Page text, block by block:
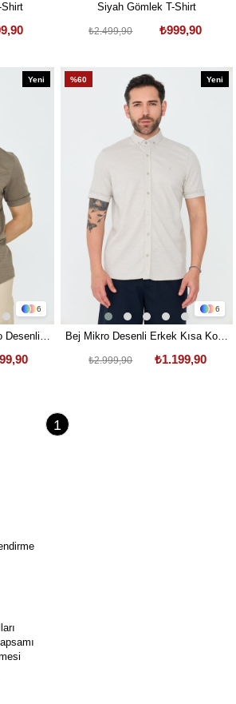
Shirt Siyah Gömlek T-Shirt
₺999,90
₺2.499,90
6
Yeni
Desenli
6
%60
Yeni
Bej Mikro Desenli Erkek Kısa Kollu
₺1.199,90
₺2.999,90
1